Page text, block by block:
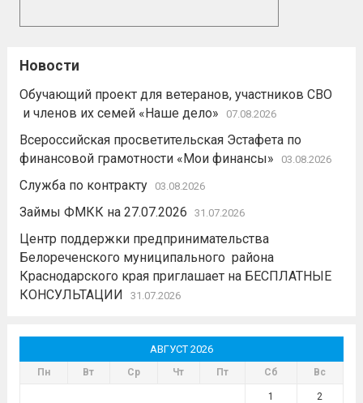
Новости
Обучающий проект для ветеранов, участников СВО
и членов их семей «Наше дело»
07.08.2026
Всероссийская просветительская Эстафета по
финансовой грамотности «Мои финансы»
03.08.2026
Служба по контракту 03.08.2026
Займы ФМКК на 27.07.2026 31.07.2026
Центр поддержки предпринимательства
Белореченского муниципального района
Краснодарского края приглашает на БЕСПЛАТНЫЕ
КОНСУЛЬТАЦИИ
31.07.2026
АВГУСТ 2026
Пн Вт Ср Чт Пт Сб Вс
1 2